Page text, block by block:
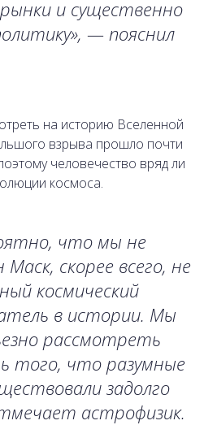
и существенно
— пояснил
на историю Вселенной
взрыва прошло почти
человечество вряд ли
космоса.
что мы не
скорее всего, не
космический
в истории. Мы
рассмотреть
того, что разумные
задолго
астрофизик.